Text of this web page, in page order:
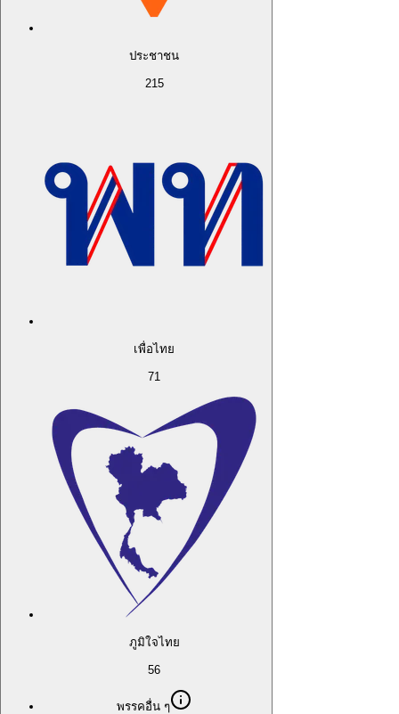
ประชาชน
215
เพื่อไทย
71
ภูมิใจไทย
56
พรรคอื่น ๆ